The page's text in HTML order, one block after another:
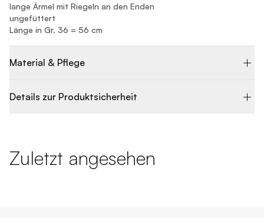
lange Ärmel mit Riegeln an den Enden
ungefüttert
Länge in Gr. 36 = 56 cm
Material & Pflege
Details zur Produktsicherheit
Zuletzt angesehen